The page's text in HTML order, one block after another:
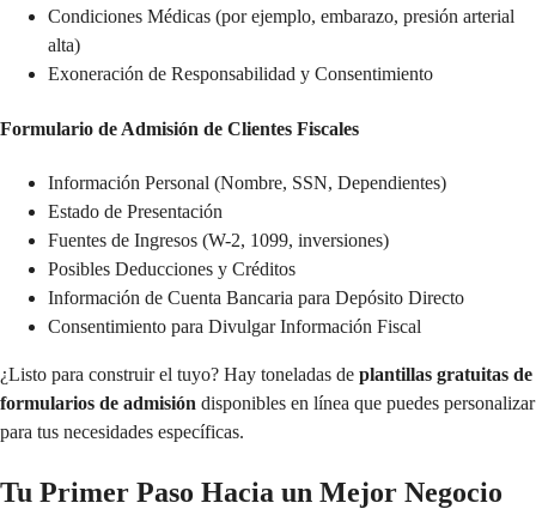
Condiciones Médicas (por ejemplo, embarazo, presión arterial
alta)
Exoneración de Responsabilidad y Consentimiento
Formulario de Admisión de Clientes Fiscales
Información Personal (Nombre, SSN, Dependientes)
Estado de Presentación
Fuentes de Ingresos (W-2, 1099, inversiones)
Posibles Deducciones y Créditos
Información de Cuenta Bancaria para Depósito Directo
Consentimiento para Divulgar Información Fiscal
¿Listo para construir el tuyo? Hay toneladas de plantillas gratuitas de
formularios de admisión disponibles en línea que puedes personalizar
para tus necesidades específicas.
Tu Primer Paso Hacia un Mejor Negocio